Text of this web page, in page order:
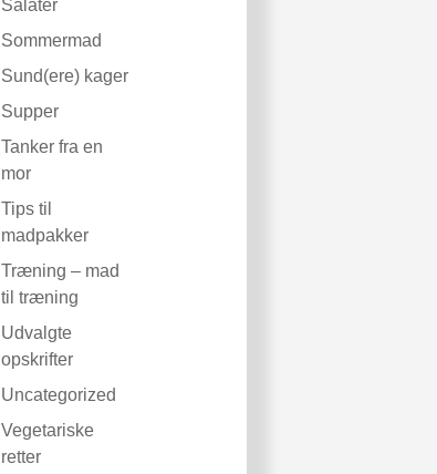
Salater
Sommermad
Sund(ere) kager
Supper
Tanker fra en
mor
Tips til
madpakker
Træning – mad
til træning
Udvalgte
opskrifter
Uncategorized
Vegetariske
retter